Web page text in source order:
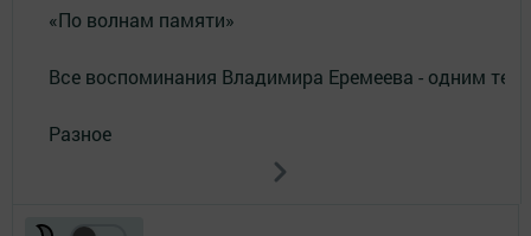
«По волнам памяти»
Все воспоминания Владимира Еремеева - одним
Разное